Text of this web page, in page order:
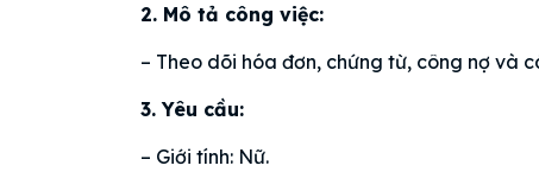
2. Mô tả công việc:
– Theo dõi hóa đơn, chứng từ, công nợ và
3. Yêu cầu:
– Giới tính: Nữ.